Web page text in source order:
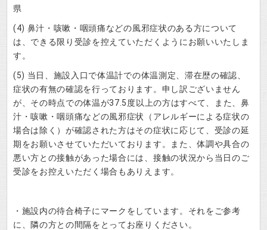
県
(4) 鼻汁・咳嗽・咽頭痛などの風邪症状のある方について
は、できる限り受診を控えていただくようにお願いいたしま
す。
(5) 当日、施設入口で体温計での体温測定、滞在歴の確認、
症状の有無の確認を行っております。申し訳ございません
が、その時点での体温が37.5度以上の方はすべて、また、鼻
汁・咳嗽・咽頭痛などの風邪症状（アレルギーによる症状の
場合は除く）が確認された方はその症状に応じて、受診の延
期をお願いさせていただいております。また、体調や具合の
悪い方との接触があった場合には、接触の状況から当日のご
受診をお控えいただく場合もありえます。
・施設内の待合椅子にマークをしています。それをご参考
に、隣の方との間隔をとってお座りください。